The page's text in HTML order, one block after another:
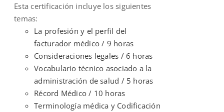
Esta certificación incluye los siguientes
temas:
La profesión y el perfil del
facturador médico / 9 horas
Consideraciones legales / 6 horas
Vocabulario técnico asociado a la
administración de salud / 5 horas
Récord Médico / 10 horas
Terminología médica y Codificación